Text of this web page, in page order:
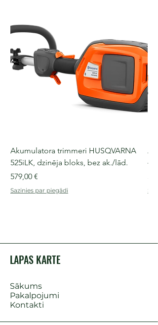
Akumulatora trimmeri HUSQVARNA
525iLK, dzinēja bloks, bez ak./lād.
Cena
579,00 €
Sazinies par piegādi
LAPAS KARTE
Sākums
Pakalpojumi
Kontakti